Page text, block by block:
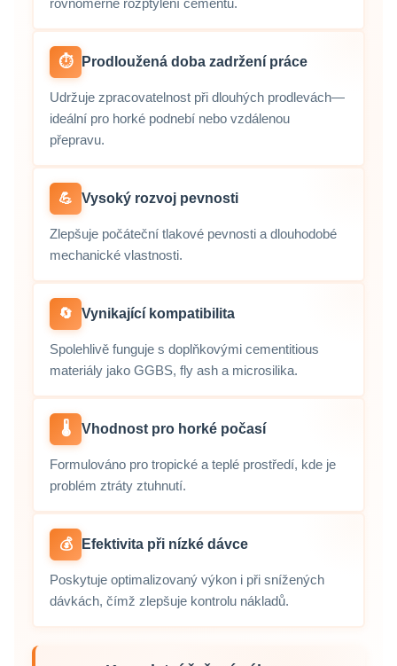
rovnoměrné rozptýlení cementu.
⏱️ Prodloužená doba zadržení práce
Udržuje zpracovatelnost při dlouhých prodlevách—
ideální pro horké podnebí nebo vzdálenou
přepravu.
💪 Vysoký rozvoj pevnosti
Zlepšuje počáteční tlakové pevnosti a dlouhodobé
mechanické vlastnosti.
🔄 Vynikající kompatibilita
Spolehlivě funguje s doplňkovými cementitious
materiály jako GGBS, fly ash a microsilika.
🌡️ Vhodnost pro horké počasí
Formulováno pro tropické a teplé prostředí, kde je
problém ztráty ztuhnutí.
💰 Efektivita při nízké dávce
Poskytuje optimalizovaný výkon i při snížených
dávkách, čímž zlepšuje kontrolu nákladů.